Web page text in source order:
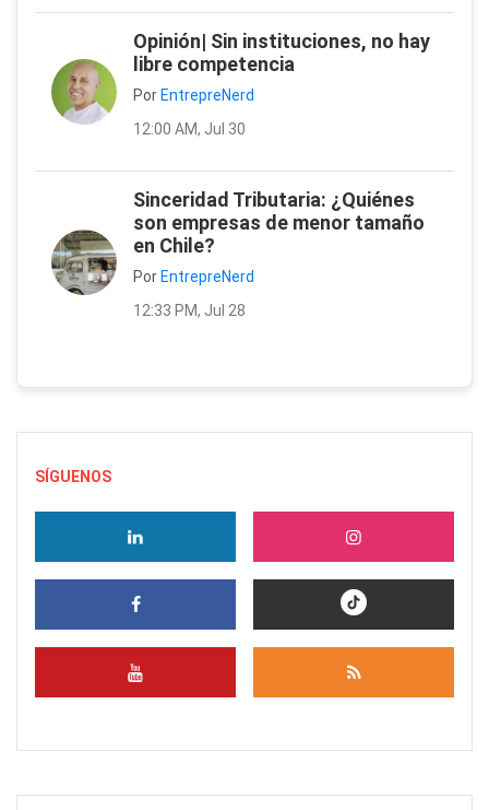
Opinión| Sin instituciones, no hay
libre competencia
Por EntrepreNerd
12:00 AM, Jul 30
Sinceridad Tributaria: ¿Quiénes
son empresas de menor tamaño
en Chile?
Por EntrepreNerd
12:33 PM, Jul 28
SÍGUENOS